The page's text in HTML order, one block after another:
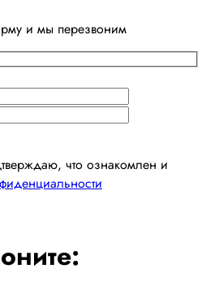
и мы перезвоним
что ознакомлен и